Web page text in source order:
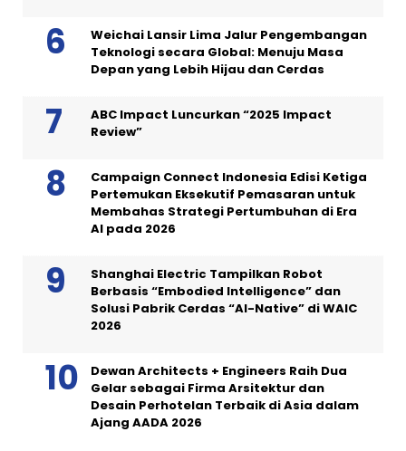
Weichai Lansir Lima Jalur Pengembangan
Teknologi secara Global: Menuju Masa
Depan yang Lebih Hijau dan Cerdas
ABC Impact Luncurkan “2025 Impact
Review”
Campaign Connect Indonesia Edisi Ketiga
Pertemukan Eksekutif Pemasaran untuk
Membahas Strategi Pertumbuhan di Era
AI pada 2026
Shanghai Electric Tampilkan Robot
Berbasis “Embodied Intelligence” dan
Solusi Pabrik Cerdas “AI-Native” di WAIC
2026
Dewan Architects + Engineers Raih Dua
Gelar sebagai Firma Arsitektur dan
Desain Perhotelan Terbaik di Asia dalam
Ajang AADA 2026